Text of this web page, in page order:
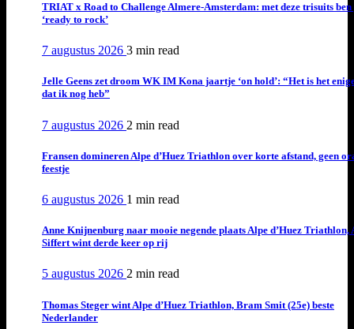
TRIAT x Road to Challenge Almere-Amsterdam: met deze trisuits ben
‘ready to rock’
7 augustus 2026 3 min read
Jelle Geens zet droom WK IM Kona jaartje ‘on hold’: “Het is het
dat ik nog heb”
7 augustus 2026 2 min read
Fransen domineren Alpe d’Huez Triathlon over korte afstand, geen
feestje
6 augustus 2026 1 min read
Anne Knijnenburg naar mooie negende plaats Alpe d’Huez Triathlon,
Siffert wint derde keer op rij
5 augustus 2026 2 min read
Thomas Steger wint Alpe d’Huez Triathlon, Bram Smit (25e) beste
Nederlander